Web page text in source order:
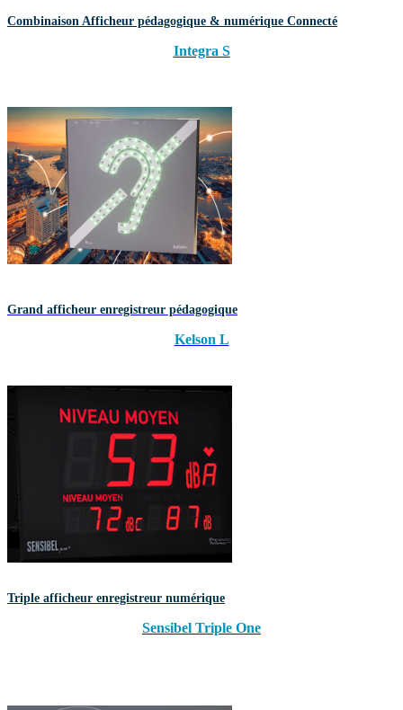
Combinaison Afficheur pédagogique & numérique Connecté
Integra S
Grand afficheur enregistreur pédagogique
Kelson L
Triple afficheur enregistreur numérique
Sensibel Triple One